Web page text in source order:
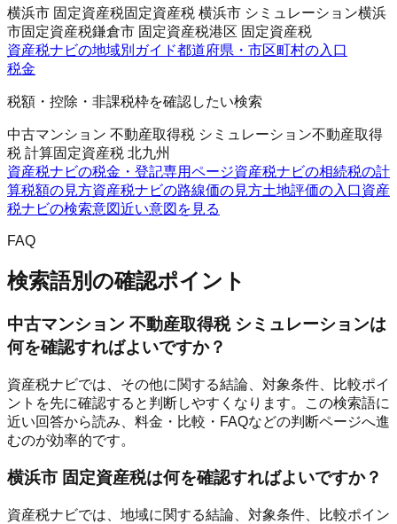
横浜市 固定資産税固定資産税 横浜市 シミュレーション横浜
市固定資産税鎌倉市 固定資産税港区 固定資産税
資産税ナビの地域別ガイド都道府県・市区町村の入口
税金
税額・控除・非課税枠を確認したい検索
中古マンション 不動産取得税 シミュレーション不動産取得
税 計算固定資産税 北九州
資産税ナビの税金・登記専用ページ資産税ナビの相続税の計
算税額の見方資産税ナビの路線価の見方土地評価の入口資産
税ナビの検索意図近い意図を見る
FAQ
検索語別の確認ポイント
中古マンション 不動産取得税 シミュレーションは
何を確認すればよいですか？
資産税ナビでは、その他に関する結論、対象条件、比較ポイ
ントを先に確認すると判断しやすくなります。この検索語に
近い回答から読み、料金・比較・FAQなどの判断ページへ進
むのが効率的です。
横浜市 固定資産税は何を確認すればよいですか？
資産税ナビでは、地域に関する結論、対象条件、比較ポイン